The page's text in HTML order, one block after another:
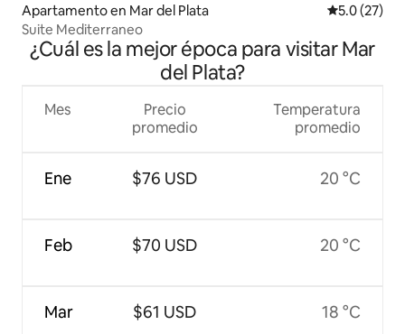
Apartamento en Mar del Plata Calificación
5.0 (27)
Suite Mediterraneo
¿Cuál es la mejor época para visitar Mar
del Plata?
Mes
Ene
Feb
Mar
Precio
promedio
$76 USD
$70 USD
$61 USD
Temperatura
promedio
20 °C
20 °C
18 °C